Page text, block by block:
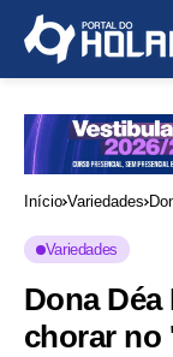
Início Variedades
Variedades
Dona
chorar no